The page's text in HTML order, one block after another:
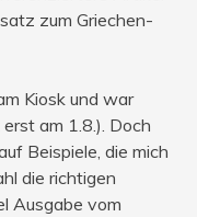
zum Griechen-
Kiosk und war
am 1.8.). Doch
Beispiele, die mich
die richtigen
Ausgabe vom